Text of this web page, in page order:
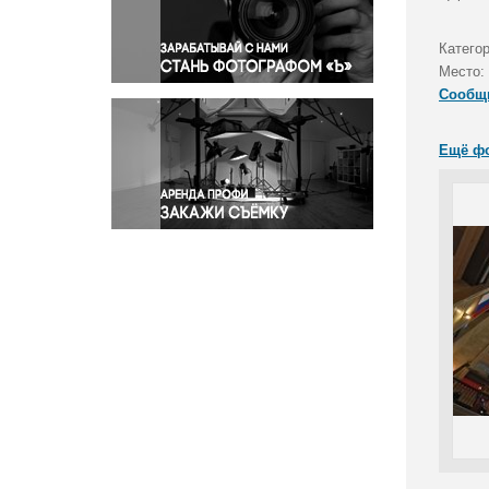
Правосудие
Происшествия и конфликты
Религия
Светская жизнь
Спорт
Экология
Экономика и бизнес
Место:
Ещё